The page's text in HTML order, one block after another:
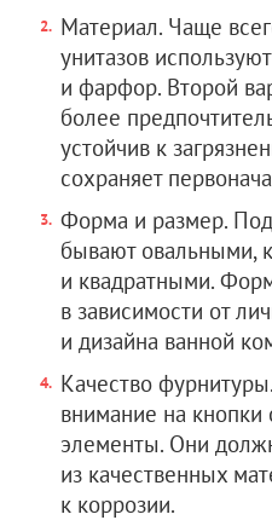
Материал. Чаще
унитазов
и фарфор. Второй
более
устойчив к
сохраняет
Форма и размер.
бывают овальными,
и квадратными.
в зависимости от
и дизайна ванной
Качество
внимание на
элементы. Они
из качественных
к коррозии.